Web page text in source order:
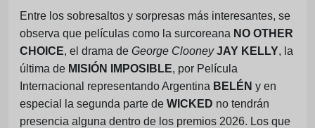
Entre los sobresaltos y sorpresas más interesantes, se
observa que películas como la surcoreana NO OTHER
CHOICE, el drama de George Clooney JAY KELLY, la
última de MISIÓN IMPOSIBLE, por Película
Internacional representando Argentina BELÉN y en
especial la segunda parte de WICKED no tendrán
presencia alguna dentro de los premios 2026. Los que